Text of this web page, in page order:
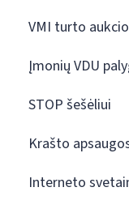
VMI turto
Įmonių VDU
STOP šešėliui
Krašto
Interneto